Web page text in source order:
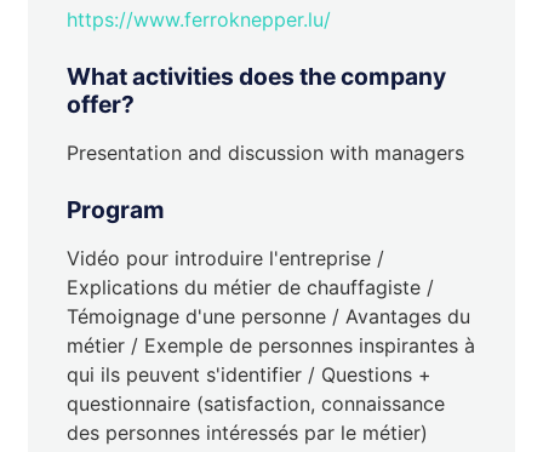
https://www.ferroknepper.lu/
What activities does the company
offer?
Presentation and discussion with managers
Program
Vidéo pour introduire l'entreprise /
Explications du métier de chauffagiste /
Témoignage d'une personne / Avantages du
métier / Exemple de personnes inspirantes à
qui ils peuvent s'identifier / Questions +
questionnaire (satisfaction, connaissance
des personnes intéressés par le métier)